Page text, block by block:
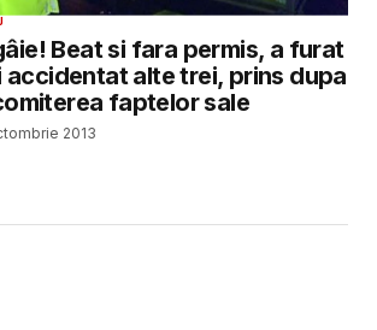
Beat si fara permis, a furat
accidentat alte trei, prins dupa
faptelor sale
2013